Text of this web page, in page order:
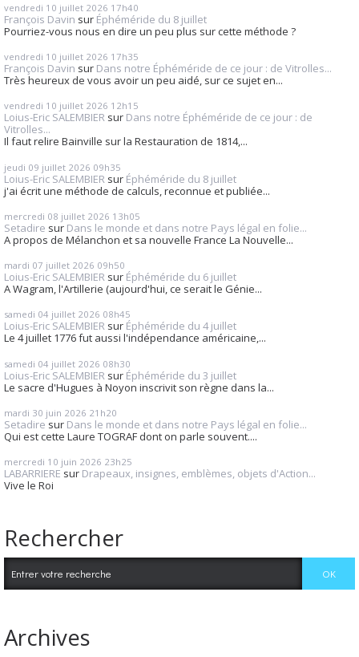
vendredi 10 juillet 2026 17h40
François Davin sur Éphéméride du 8 juillet
Pourriez-vous nous en dire un peu plus sur cette méthode ?
vendredi 10 juillet 2026 17h35
François Davin sur Dans notre Éphéméride de ce jour : de Vitrolles...
Très heureux de vous avoir un peu aidé, sur ce sujet en...
vendredi 10 juillet 2026 12h15
Loius-Eric SALEMBIER sur Dans notre Éphéméride de ce jour : de
Vitrolles...
Il faut relire Bainville sur la Restauration de 1814,...
jeudi 09 juillet 2026 09h35
Loius-Eric SALEMBIER sur Éphéméride du 8 juillet
j'ai écrit une méthode de calculs, reconnue et publiée...
mercredi 08 juillet 2026 13h05
Setadire sur Dans le monde et dans notre Pays légal en folie...
A propos de Mélanchon et sa nouvelle France La Nouvelle...
mardi 07 juillet 2026 09h50
Loius-Eric SALEMBIER sur Éphéméride du 6 juillet
A Wagram, l'Artillerie (aujourd'hui, ce serait le Génie...
samedi 04 juillet 2026 08h45
Loius-Eric SALEMBIER sur Éphéméride du 4 juillet
Le 4 juillet 1776 fut aussi l'indépendance américaine,...
samedi 04 juillet 2026 08h30
Loius-Eric SALEMBIER sur Éphéméride du 3 juillet
Le sacre d'Hugues à Noyon inscrivit son règne dans la...
mardi 30 juin 2026 21h20
Setadire sur Dans le monde et dans notre Pays légal en folie...
Qui est cette Laure TOGRAF dont on parle souvent....
mercredi 10 juin 2026 23h25
LABARRIERE sur Drapeaux, insignes, emblèmes, objets d'Action...
Vive le Roi
Rechercher
Archives